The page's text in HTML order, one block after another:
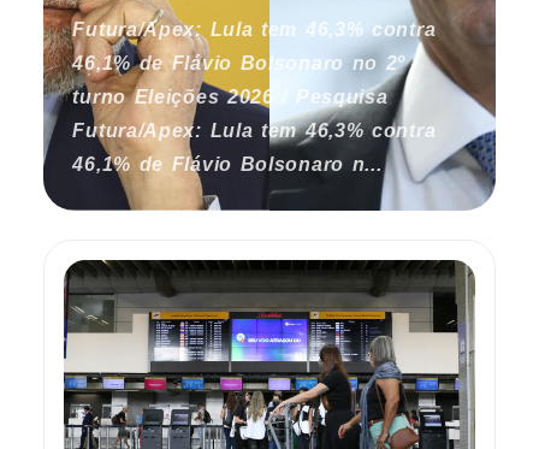
Futura/Apex: Lula tem 46,3% contra
46,1% de Flávio Bolsonaro no 2º
turno Eleições 2026 / Pesquisa
Futura/Apex: Lula tem 46,3% contra
46,1% de Flávio Bolsonaro n...